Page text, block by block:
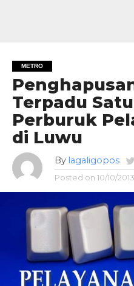
METRO
Terpadu
Perburuk
di Luwu
By lagaligopos
Posted on 10/10/